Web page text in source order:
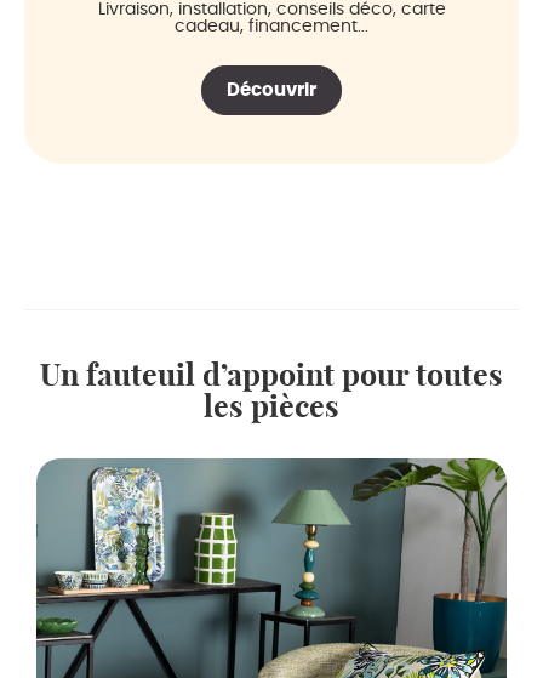
Livraison, installation, conseils déco, carte
cadeau, financement...
Découvrir
Un fauteuil d’appoint pour toutes
les pièces